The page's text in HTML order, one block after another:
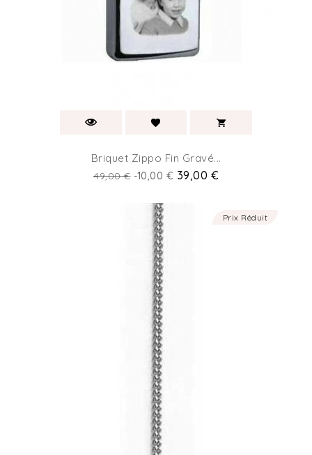
Briquet Zippo Fin Gravé...
Prix
49,00 € -10,00 € Prix
39,00 €
Prix Réduit